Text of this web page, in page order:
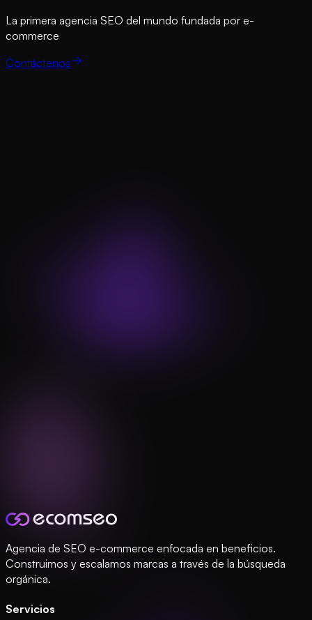
La primera agencia SEO del mundo fundada por e-
commerce
Contáctenos
Agencia de SEO e-commerce enfocada en beneficios.
Construimos y escalamos marcas a través de la búsqueda
orgánica.
Servicios